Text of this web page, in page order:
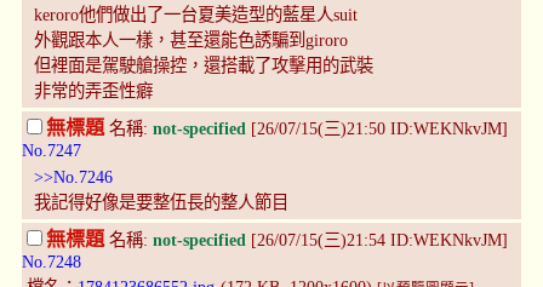
keroro他們做出了一台夏美造型的藍星人suit
外觀跟本人一樣，甚至還能色誘騙到giroro
但裡面是駕駛艙操控，還搭載了攻擊用的武裝
非常的弄歪性癖
無標題 名稱: not-specified [26/07/15(三)21:50 ID:WEKNkvJM]
No.7247
>>No.7246
我記得好像是要整伍長的整人節目
無標題名稱: not-specified [26/07/15(三)21:54 ID:WEKNkvJM]
No.7248